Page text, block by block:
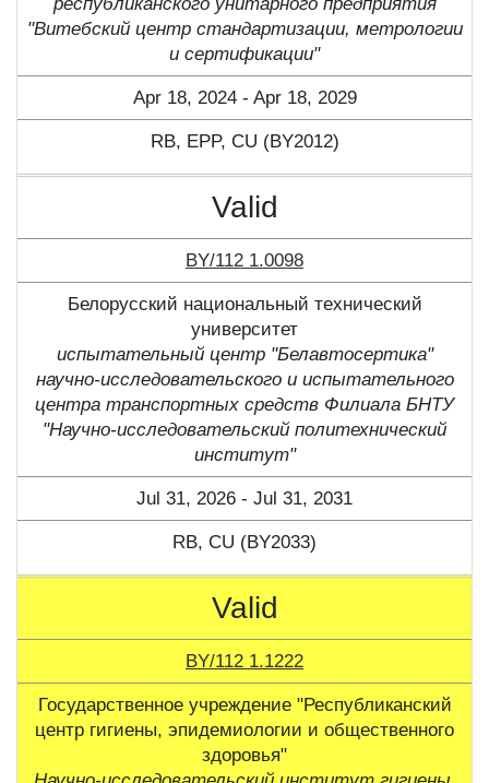
"Витебский центр стандартизации, метрологии
и сертификации"
Apr 18, 2024 - Apr 18, 2029
RB, ЕPP, CU (BY2012)
Valid
BY/112 1.0098
Белорусский национальный технический
университет
испытательный центр "Белавтосертика"
научно-исследовательского и испытательного
центра транспортных средств Филиала БНТУ
"Научно-исследовательский политехнический
институт"
Jul 31, 2026 - Jul 31, 2031
RB, CU (BY2033)
Valid
BY/112 1.1222
Государственное учреждение "Республиканский
центр гигиены, эпидемиологии и общественного
здоровья"